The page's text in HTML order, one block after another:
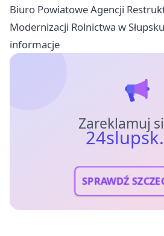
Biuro Powiatowe Agencji
Modernizacji Rolnictwa w
informacje
Zareklamuj
SPRAWDŹ